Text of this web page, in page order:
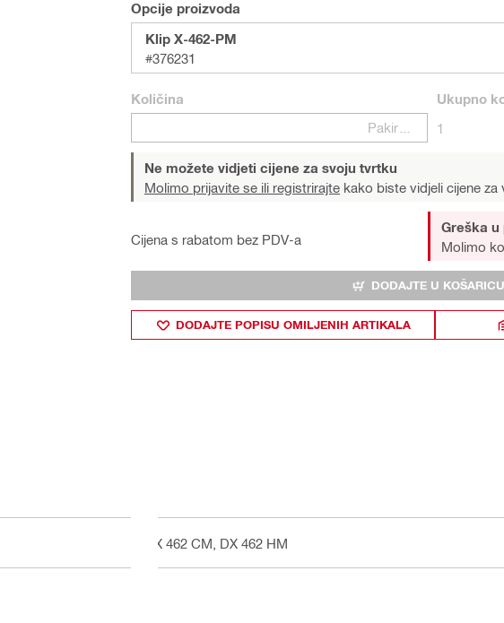
Opcije proizvoda
Klip X-462-PM
#376231
Količina
Pakiranje
Ukupno
1
Ne možete vidjeti cijene za svoju tvrtku
Molimo prijavite se ili registrirajte kako biste vidjeli cijene za
Cijena s rabatom bez PDV-a
Greška
Molimo
DODAJTE U KOŠARICU
DODAJTE POPISU OMILJENIH ARTIKALA
DX 462 CM, DX 462 HM